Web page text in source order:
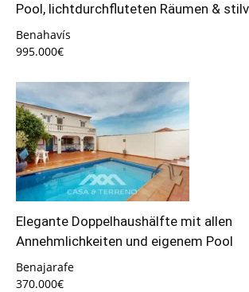
Pool, lichtdurchfluteten Räumen &
Benahavís
995.000€
Elegante Doppelhaushälfte mit allen
Annehmlichkeiten und eigenem Pool
Benajarafe
370.000€